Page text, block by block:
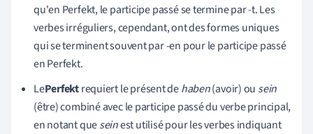
qu'en Perfekt, le participe passé se termine par -t. Les
verbes irréguliers, cependant, ont des formes uniques
qui se terminent souvent par -en pour le participe passé
en Perfekt.
LePerfektrequiert le présent dehaben(avoir) ou sein
(être) combiné avec le participe passé du verbe principal,
en notant queseinest utilisé pour les verbes indiquant